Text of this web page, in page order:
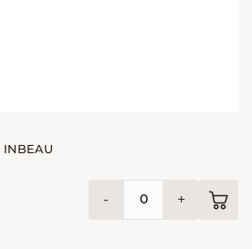
INBEAU
- +